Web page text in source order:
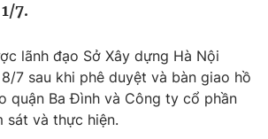
tế
7.
lãnh đạo Sở Xây dựng Hà Nội
7 sau khi phê duyệt và bàn giao hồ
quận Ba Đình và Công ty cổ phần
sát và thực hiện.